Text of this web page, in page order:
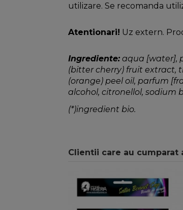
utilizare. Se recomanda
Atentionari! Uz extern.
Ingrediente: aqua [water],
(bitter cherry) fruit extract,
(orange) peel oil, parfum
alcohol, citronellol, sodium
(*)ingredient bio.
Clientii care au cumparat